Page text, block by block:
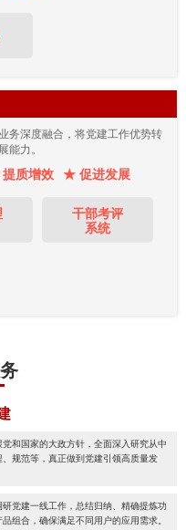
务深度融合，将党建工作优势转
能力。
质增效 ★ 促进发展
干部考评
系统
和国家的大政方针，全面深入研究从中
规范等，真正做到党建引领高质量发
党建一线工作，总结归纳、精确提炼功
组合，确保满足不同用户的应用需求。